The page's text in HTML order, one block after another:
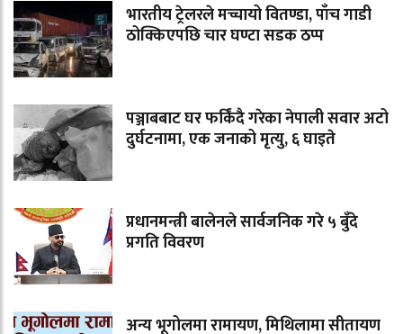
भारतीय ट्रेलरले मच्चायो वितण्डा, पाँच गाडी
ठोक्किएपछि चार घण्टा सडक ठप्प
पञ्जाबबाट घर फर्किंदै गरेका नेपाली सवार अटो
दुर्घटनामा, एक जनाको मृत्यु, ६ घाइते
प्रधानमन्त्री बालेनले सार्वजनिक गरे ५ बुँदे
प्रगति विवरण
अन्य भूगोलमा रामायण, मिथिलामा सीतायण